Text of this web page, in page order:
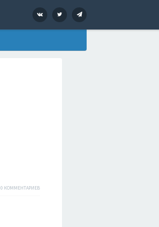
VK Twitter
0 КОММЕНТАРИЕВ